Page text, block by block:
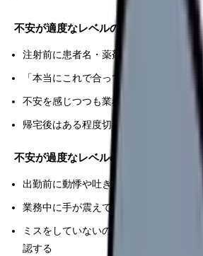
不安が適度なレベルの場合
注射前に患者名・薬剤名を必ず声に出し
「本当にこれで合っているか」と疑問
不安を感じつつも業務を遂行できる
帰宅後はある程度切り替えられる
不安が過度なレベルの場合（注意が必要
出勤前に動悸や吐き気がする
業務中に手が震えて処置ができない
ミスをしていないのに「ミスをしたの
認する